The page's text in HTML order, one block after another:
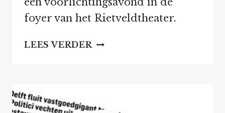
foyer van het Rietveldtheater.
LEES VERDER INFORMATIEAVOND